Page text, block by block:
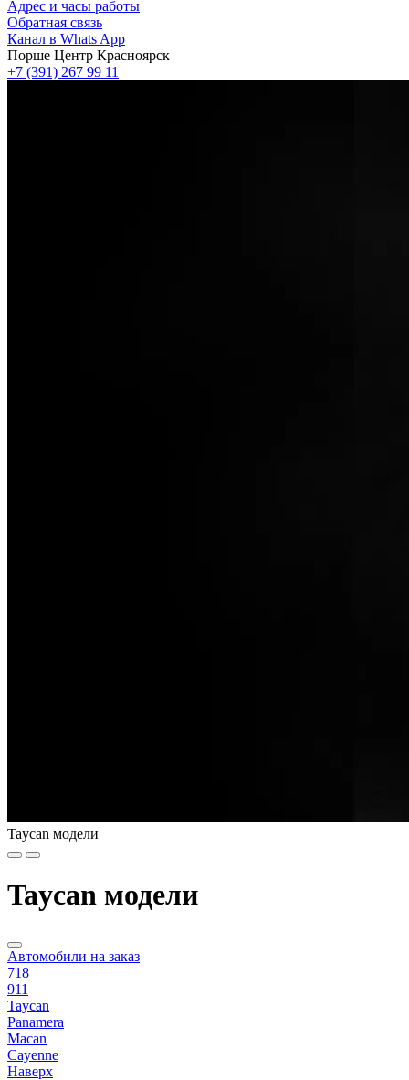
Адрес и часы работы
Обратная связь
Канал в Whats App
Порше Центр Красноярск
+7 (391) 267 99 11
Taycan модели
Taycan модели
Автомобили на заказ
718
911
Taycan
Panamera
Macan
Cayenne
Наверх